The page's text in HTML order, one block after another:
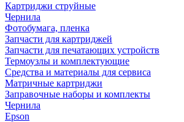
Картриджи струйные
Чернила
Фотобумага, пленка
Запчасти для картриджей
Запчасти для печатающих устройств
Термоузлы и комплектующие
Средства и материалы для сервиса
Матричные картриджи
Заправочные наборы и комплекты
Чернила
Epson